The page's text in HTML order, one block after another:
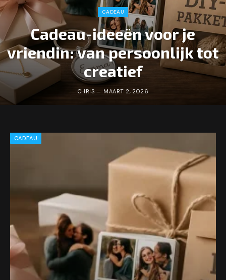
CADEAU
Cadeau-ideeën voor je
vriendin: van persoonlijk tot
creatief
CHRIS MAART 2, 2026
CADEAU